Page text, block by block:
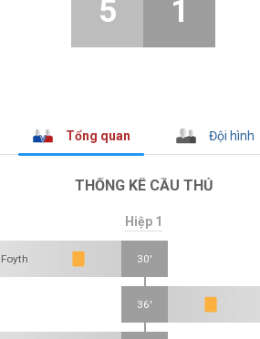
5 1
Tổng quan Đội hình
THỐNG KÊ CẦU THỦ
Hiệp 1
30'
36'